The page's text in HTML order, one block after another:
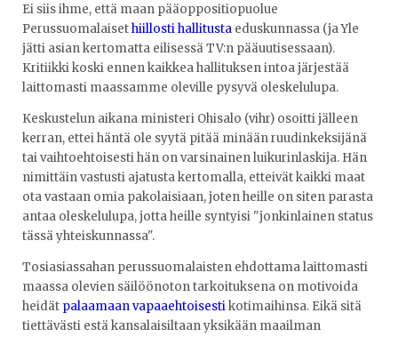
Ei siis ihme, että maan pääoppositiopuolue
Perussuomalaisethiillosti hallitusta eduskunnassa (ja Yle
jätti asian kertomatta eilisessä TV:n pääuutisessaan).
Kritiikki koski ennen kaikkea hallituksen intoa järjestää
laittomasti maassamme oleville pysyvä oleskelulupa.
Keskustelun aikana ministeri Ohisalo (vihr) osoitti jälleen
kerran, ettei häntä ole syytä pitää minään ruudinkeksijänä
tai vaihtoehtoisesti hän on varsinainen luikurinlaskija. Hän
nimittäin vastusti ajatusta kertomalla, etteivät kaikki maat
ota vastaan omia pakolaisiaan, joten heille on siten parasta
antaa oleskelulupa, jotta heille syntyisi "jonkinlainen status
tässä yhteiskunnassa".
Tosiasiassahan perussuomalaisten ehdottama laittomasti
maassa olevien säilöönoton tarkoituksena on motivoida
heidät palaamaan vapaaehtoisestikotimaihinsa. Eikä sitä
tiettävästi estä kansalaisiltaan yksikään maailman